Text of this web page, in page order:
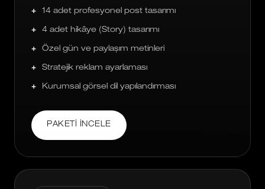
14 adet profesyonel post tasarımı
4 adet hikâye (Story) tasarımı
Özel gün ve paylaşım metinleri
Stratejik reklam ayarlaması
Kurumsal görsel dil yapılandırması
PAKETI İNCELE